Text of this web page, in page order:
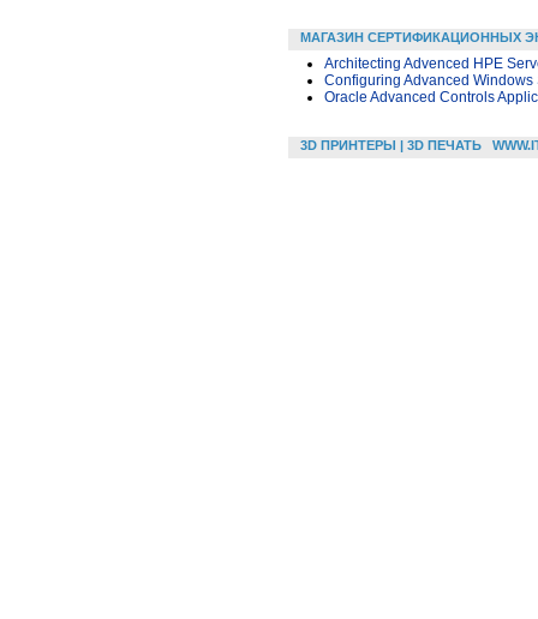
МАГАЗИН СЕРТИФИКАЦИОННЫХ
Architecting Advenced HPE
Configuring Advanced
Oracle Advanced Controls
3D ПРИНТЕРЫ | 3D ПЕЧАТЬ